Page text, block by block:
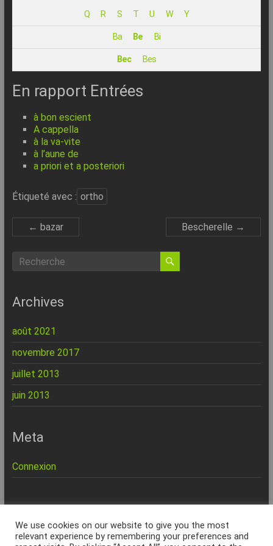
Internet
Q R S T U W Y
Ba Be Bi
Bec Bes
En rapport Entrées
à bon escient
A cappella
à la va-vite
à l’aune de
a priori et a posteriori
Étiqueté avec : ortho
← bazar Bescherelle →
Archives
août 2021
novembre 2017
juillet 2013
juin 2013
Meta
Connexion
Marseille
We use cookies on our website to give you the most
relevant experience by remembering your preferences and